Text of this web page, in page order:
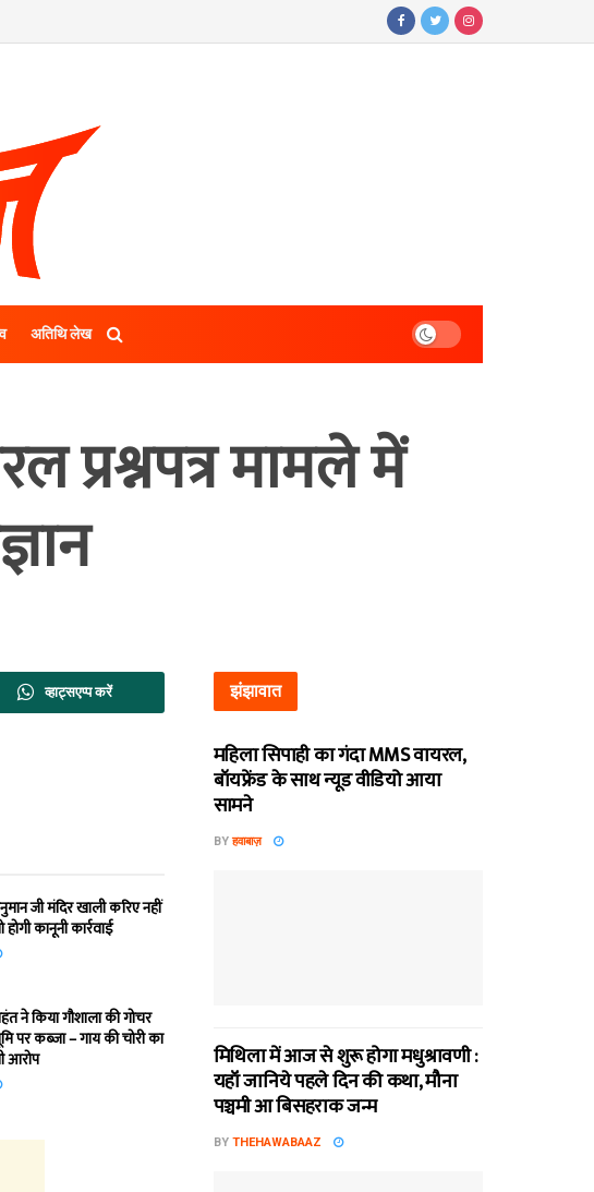
अतिथि लेख
प्रश्नपत्र मामले में
व्हाट्सएप्प करें
जी मंदिर खाली करिए नहीं
होगी कानूनी कार्रवाई
ने किया गौशाला की गोचर
पर कब्जा – गाय की चोरी का
आरोप
झंझावात
महिला सिपाही का गंदा MMS वायरल,
बॉयफ्रेंड के साथ न्यूड वीडियो आया
सामने
BY हवाबाज़
मिथि‍ला में आज से शुरू होगा मधुश्रावणी :
यहॉं जानिये पहले दिन की कथा, मौना
पञ्चमी आ बिसहराक जन्म
BY THEHAWABAAZ